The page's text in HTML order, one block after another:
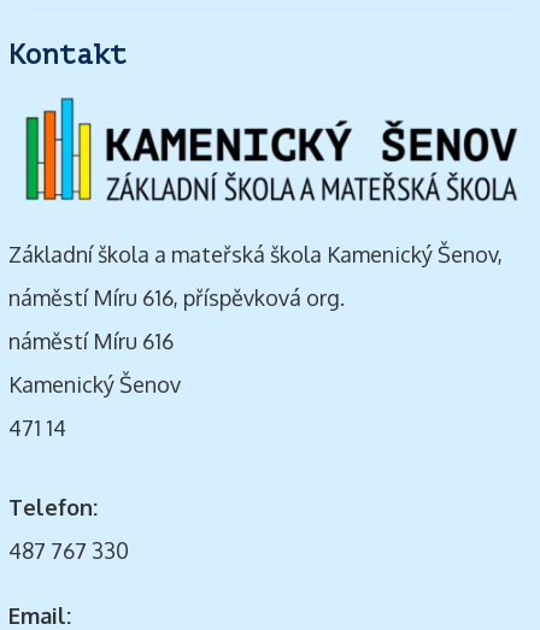
Kontakt
Základní škola a mateřská škola Kamenický Šenov,
náměstí Míru 616, příspěvková org.
náměstí Míru 616
Kamenický Šenov
471 14
Telefon:
487 767 330
Email: